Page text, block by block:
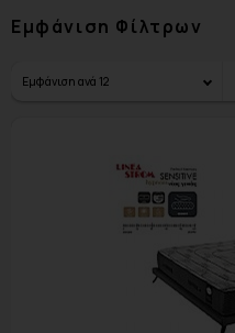
Εμφάνιση Φίλτρων
Εμφάνιση ανά 12